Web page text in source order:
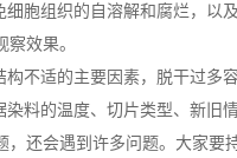
胞组织的自溶解和腐烂，
效果。
不适的主要因素，脱干过多
料的温度、切片类型、新旧情
还会遇到许多问题。大家要